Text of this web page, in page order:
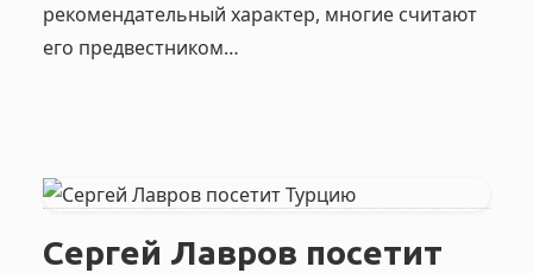
рекомендательный характер, многие считают
его предвестником…
Сергей Лавров посетит